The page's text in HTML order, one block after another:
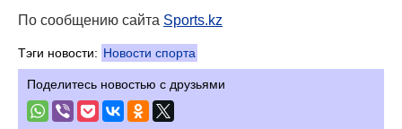
По сообщению сайта Sports.kz
Тэги новости: Новости спорта
Поделитесь новостью с друзьями